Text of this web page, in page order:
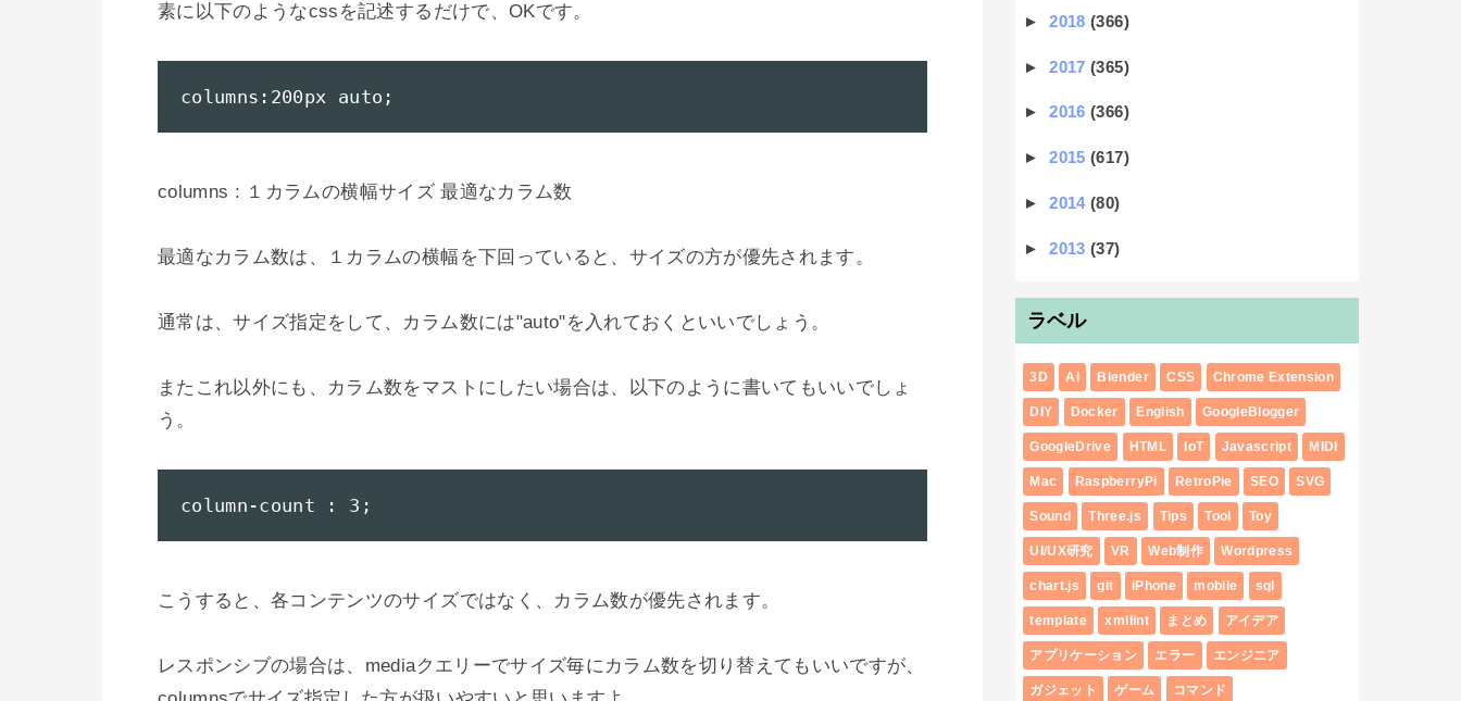
素に以下のようなcssを記述するだけで、OKです。
columns:200px auto;
columns : １カラムの横幅サイズ 最適なカラム数
最適なカラム数は、１カラムの横幅を下回っていると、サイズの方が優先されます。
通常は、サイズ指定をして、カラム数には"auto"を入れておくといいでしょう。
またこれ以外にも、カラム数をマストにしたい場合は、以下のように書いてもいいでしょ
う。
column-count : 3;
こうすると、各コンテンツのサイズではなく、カラム数が優先されます。
レスポンシブの場合は、mediaクエリーでサイズ毎にカラム数を切り替えてもいいですが、
►2018(366)
►2017(365)
►2016(366)
►2015(617)
►2014(80)
►2013(37)
ラベル
3D AI Blender CSS Chrome Extension
DIY Docker English GoogleBlogger
GoogleDrive HTML IoT Javascript MIDI
Mac RaspberryPi RetroPie SEO SVG
Sound Three.js Tips Tool Toy
UI/UX研究 VR Web制作 Wordpress
chart.js git iPhone mobile sql
template xmllint まとめ アイデア
アプリケーション エラー エンジニア
ガジェット ゲーム コマンド